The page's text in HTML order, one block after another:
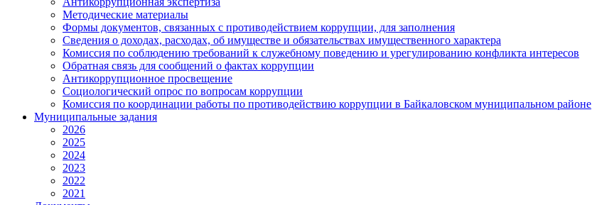
Методические материалы
Формы документов, связанных с противодействием коррупции, для заполнения
Сведения о доходах, расходах, об имуществе и обязательствах имущественного характера
Комиссия по соблюдению требований к служебному поведению и урегулированию конфликта интересов
Обратная связь для сообщений о фактах коррупции
Антикоррупционное просвещение
Социологический опрос по вопросам коррупции
Комиссия по координации работы по противодействию коррупции в Байкаловском муниципальном районе
Муниципальные задания
2026
2025
2024
2023
2022
2021